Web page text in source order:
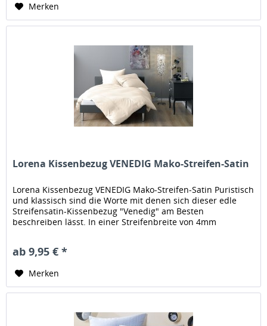
Merken
Lorena Kissenbezug VENEDIG Mako-Streifen-Satin
Lorena Kissenbezug VENEDIG Mako-Streifen-Satin Puristisch
und klassisch sind die Worte mit denen sich dieser edle
Streifensatin-Kissenbezug "Venedig" am Besten
beschreiben lässt. In einer Streifenbreite von 4mm
ab 9,95 € *
Merken